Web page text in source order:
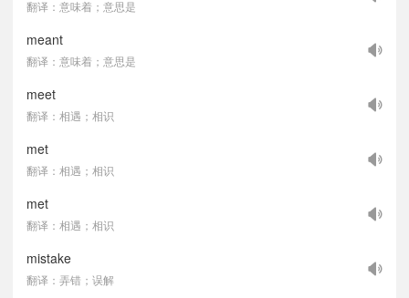
翻译：意味着；意思是
meant
翻译：意味着；意思是
meet
翻译：相遇；相识
met
翻译：相遇；相识
met
翻译：相遇；相识
mistake
翻译：弄错；误解